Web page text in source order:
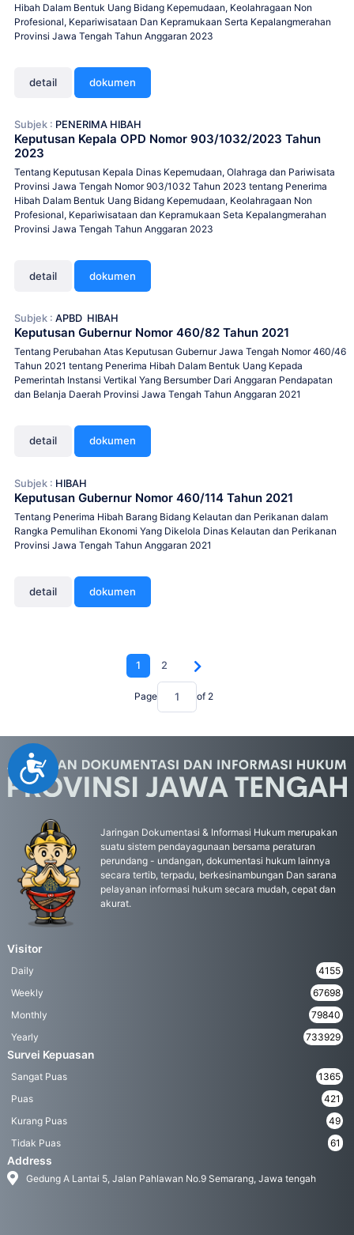
Accessibility
Hibah Dalam Bentuk Uang Bidang Kepemudaan, Keolahragaan Non
Profesional, Kepariwisataan Dan Kepramukaan Serta Kepalangmerahan
Provinsi Jawa Tengah Tahun Anggaran 2023
detail dokumen
Subjek : PENERIMA HIBAH
Keputusan Kepala OPD Nomor 903/1032/2023 Tahun
2023
Tentang Keputusan Kepala Dinas Kepemudaan, Olahraga dan Pariwisata
Provinsi Jawa Tengah Nomor 903/1032 Tahun 2023 tentang Penerima
Hibah Dalam Bentuk Uang Bidang Kepemudaan, Keolahragaan Non
Profesional, Kepariwisataan dan Kepramukaan Seta Kepalangmerahan
Provinsi Jawa Tengah Tahun Anggaran 2023
detail dokumen
Subjek : APBD HIBAH
Keputusan Gubernur Nomor 460/82 Tahun 2021
Tentang Perubahan Atas Keputusan Gubernur Jawa Tengah Nomor 460/46
Tahun 2021 tentang Penerima Hibah Dalam Bentuk Uang Kepada
Pemerintah Instansi Vertikal Yang Bersumber Dari Anggaran Pendapatan
dan Belanja Daerah Provinsi Jawa Tengah Tahun Anggaran 2021
detail dokumen
Subjek : HIBAH
Keputusan Gubernur Nomor 460/114 Tahun 2021
Tentang Penerima Hibah Barang Bidang Kelautan dan Perikanan dalam
Rangka Pemulihan Ekonomi Yang Dikelola Dinas Kelautan dan Perikanan
Provinsi Jawa Tengah Tahun Anggaran 2021
detail dokumen
1 2
Page of 2
Jaringan Dokumentasi & Informasi Hukum merupakan
suatu sistem pendayagunaan bersama peraturan
perundang - undangan, dokumentasi hukum lainnya
secara tertib, terpadu, berkesinambungan Dan sarana
pelayanan informasi hukum secara mudah, cepat dan
akurat.
Visitor
Daily
4155
Weekly
67698
Monthly
79840
Yearly
733929
Survei Kepuasan
Sangat Puas
1365
Puas
421
Kurang Puas
49
Tidak Puas
61
Address
Gedung A Lantai 5, Jalan Pahlawan No.9 Semarang, Jawa tengah